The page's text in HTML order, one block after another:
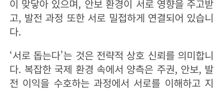
이 맞닿아 있으며, 안보 환경이 서로 영향을 주고받
고, 발전 과정 또한 서로 밀접하게 연결되어 있습니
다.
‘서로 돕는다’는 것은 전략적 상호 신뢰를 의미합니
다. 복잡한 국제 환경 속에서 양측은 주권, 안보, 발
전 이익을 수호하는 과정에서 서로를 이해하고 지